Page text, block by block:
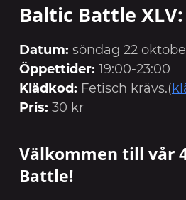
Baltic Battle
Datum: söndag 22
Öppettider: 19:00-23:00
Klädkod: Fetisch krävs.(
Pris: 30 kr
Välkommen till vår
Battle!